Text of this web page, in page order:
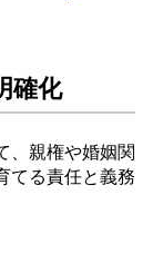
確化
、親権や婚姻関
てる責任と義務